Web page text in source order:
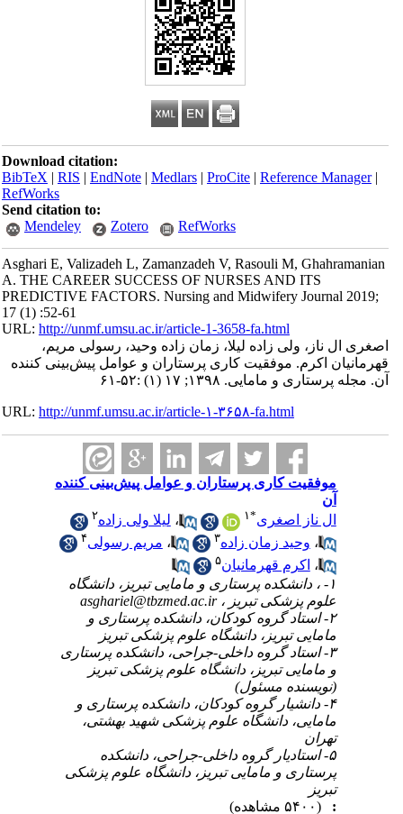
Download citation:
BibTeX|RIS|EndNote|Medlars|ProCite|Reference Manager
RefWorks
Send citation to:
Mendeley
Zotero RefWorks
Asghari E, Valizadeh L, Zamanzadeh V, Rasouli M, Ghahramanian
A. THE CAREER SUCCESS OF NURSES AND ITS
PREDICTIVE FACTORS. Nursing and Midwifery Journal 2019;
17 (1) :52-61
URL:http://unmf.umsu.ac.ir/article-1-3658-fa.html
اصغری ال ناز، ولی زاده لیلا، زمان زاده وحید، رسولی مریم،
قهرمانیان اکرم. موفقیت کاری پرستاران و عوامل پیش‌بینی کننده
آن. مجله پرستاری و مامایی. ۱۳۹۸; ۱۷ (۱) :۵۲-۶۱
URL:http://unmf.umsu.ac.ir/article-۱-۳۶۵۸-fa.html
موفقیت کاری پرستاران و عوامل پیش‌بینی کننده
آن
ال ناز اصغری* ۱ ،لیلا ولی زاده۲
،وحید زمان زاده ،مریم رسولی
،اکرم قهرمانیان ۵
۱- ، دانشکده پرستاری و مامایی تبریز، دانشگاه
علوم پزشکی تبریز ، asghariel@tbzmed.ac.ir
۲- استاد گروه کودکان، دانشکده پرستاری و
مامایی تبریز، دانشگاه علوم پزشکی تبریز
۳- استاد گروه داخلی-جراحی، دانشکده پرستاری
و مامایی تبریز، دانشگاه علوم پزشکی تبریز
(نویسنده مسئول)
۴- دانشیار گروه کودکان، دانشکده پرستاری و
مامایی، دانشگاه علوم پزشکی شهید بهشتی،
تهران
۵- استادیار گروه داخلی-جراحی، دانشکده
پرستاری و مامایی تبریز، دانشگاه علوم پزشکی
تبریز